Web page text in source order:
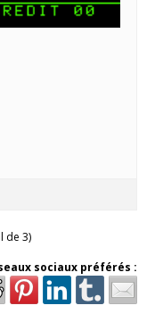
de 3)
sociaux préférés :